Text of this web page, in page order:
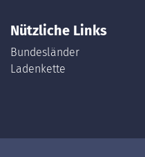
Nützliche Links
Bundesländer
Ladenkette